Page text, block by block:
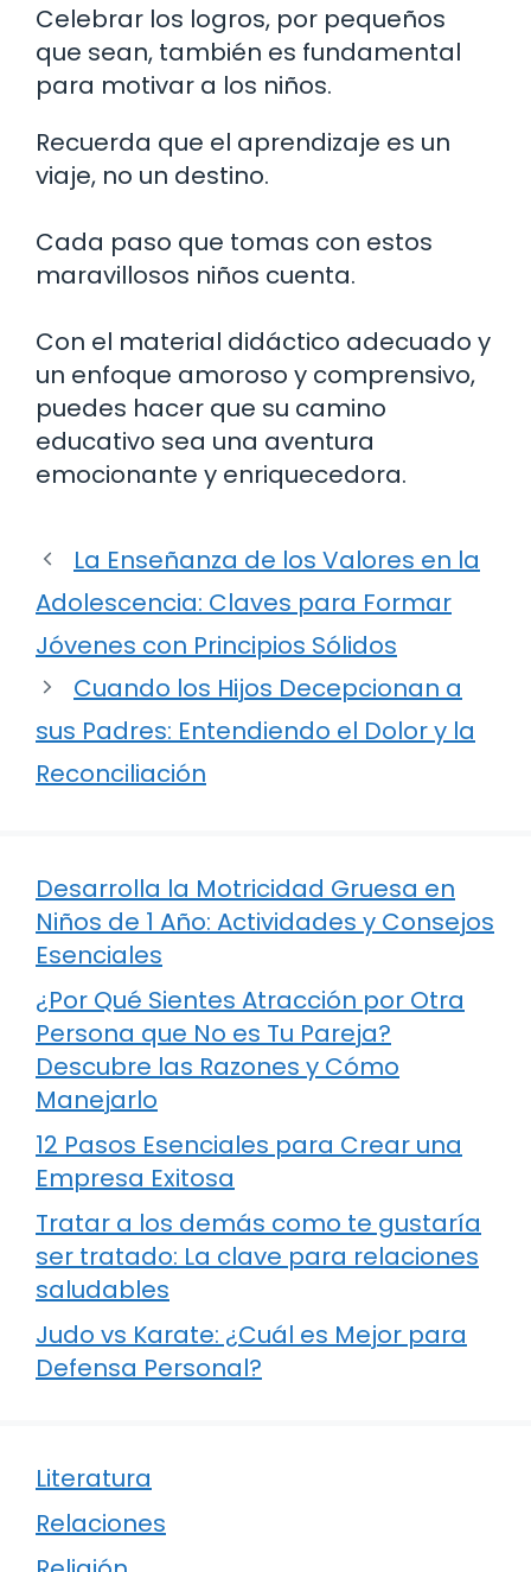
Celebrar los logros, por pequeños
que sean, también es fundamental
para motivar a los niños.
Recuerda que el aprendizaje es un
viaje, no un destino.
Cada paso que tomas con estos
maravillosos niños cuenta.
Con el material didáctico adecuado y
un enfoque amoroso y comprensivo,
puedes hacer que su camino
educativo sea una aventura
emocionante y enriquecedora.
La Enseñanza de los Valores en la
Adolescencia: Claves para Formar
Jóvenes con Principios Sólidos
Cuando los Hijos Decepcionan a
sus Padres: Entendiendo el Dolor y la
Reconciliación
Desarrolla la Motricidad Gruesa en
Niños de 1 Año: Actividades y Consejos
Esenciales
¿Por Qué Sientes Atracción por Otra
Persona que No es Tu Pareja?
Descubre las Razones y Cómo
Manejarlo
12 Pasos Esenciales para Crear una
Empresa Exitosa
Tratar a los demás como te gustaría
ser tratado: La clave para relaciones
saludables
Judo vs Karate: ¿Cuál es Mejor para
Defensa Personal?
Literatura
Relaciones